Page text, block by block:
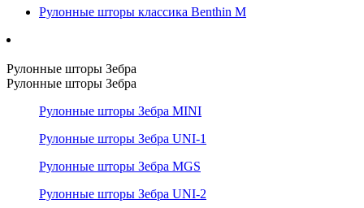
Рулонные шторы классика Benthin M
Рулонные шторы Зебра
Рулонные шторы Зебра
Рулонные шторы Зебра MINI
Рулонные шторы Зебра UNI-1
Рулонные шторы Зебра MGS
Рулонные шторы Зебра UNI-2